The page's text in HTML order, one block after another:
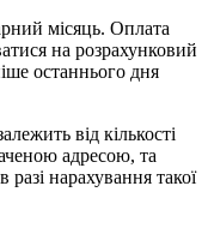
місяць. Оплата
на розрахунковий
останнього дня
від кількості
адресою, та
нарахування такої